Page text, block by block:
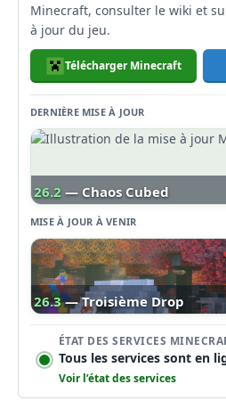
Minecraft, consulter le wiki et
à jour du jeu.
Télécharger Minecraft
DERNIÈRE MISE À JOUR
26.2 — Chaos Cubed
MISE À JOUR À VENIR
26.3 — Troisième Drop
ÉTAT DES SERVICES
Tous les services sont en
Voir l’état des services